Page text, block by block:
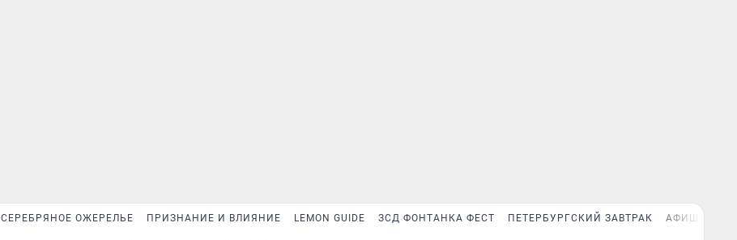
СЕРЕБРЯНОЕ ОЖЕРЕЛЬЕ ПРИЗНАНИЕ И ВЛИЯНИЕ LEMON GUIDE ЗСД ФОНТАНКА ФЕСТ ПЕТЕРБУРГСКИЙ ЗАВТРАК АФИША PLUS